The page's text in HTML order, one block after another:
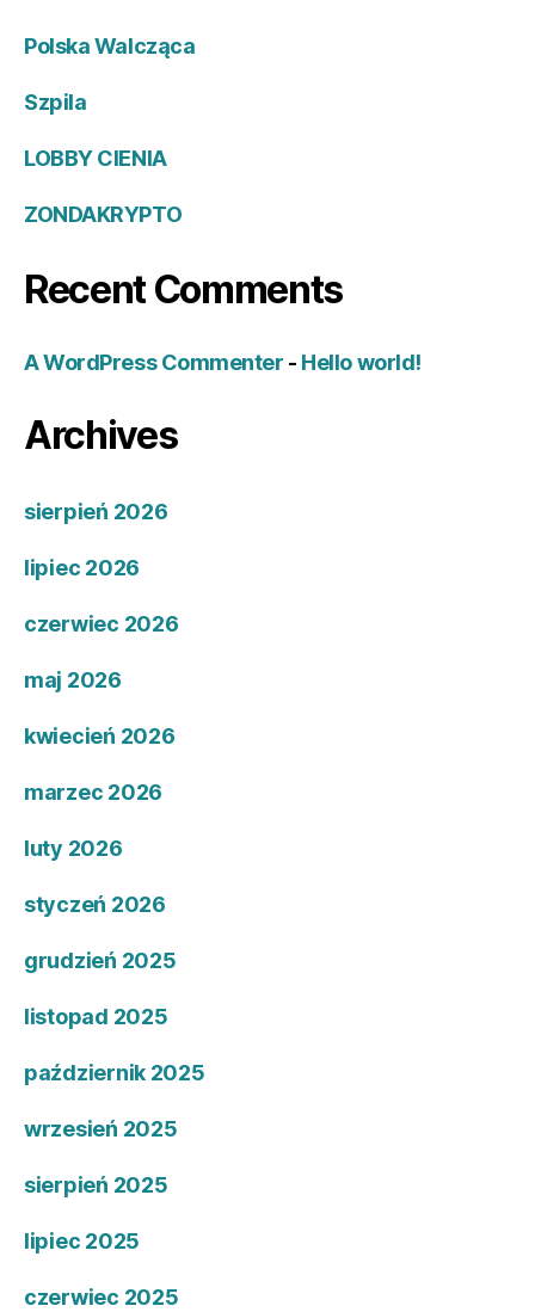
Polska Walcząca
Szpila
LOBBY CIENIA
ZONDAKRYPTO
Recent Comments
A WordPress Commenter - Hello world!
Archives
sierpień 2026
lipiec 2026
czerwiec 2026
maj 2026
kwiecień 2026
marzec 2026
luty 2026
styczeń 2026
grudzień 2025
listopad 2025
październik 2025
wrzesień 2025
sierpień 2025
lipiec 2025
czerwiec 2025